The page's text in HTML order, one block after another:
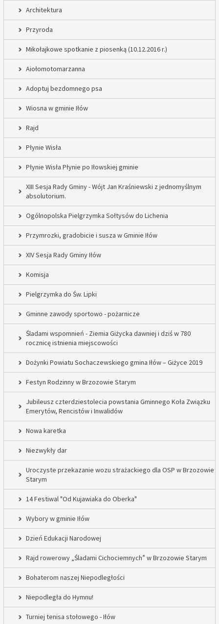
Architektura
Przyroda
Mikołajkowe spotkanie z piosenką (10.12.2016 r.)
Aiołomotomarzanna
Adoptuj bezdomnego psa
Wiosna w gminie Iłów
Rajd
Płynie Wisła
Płynie Wisła Płynie po Iłowskiej gminie
XIII Sesja Rady Gminy - Wójt Jan Kraśniewski z jednomyślnym
absolutorium.
Ogólnopolska Pielgrzymka Sołtysów do Lichenia
Przymrozki, gradobicie i susza w Gminie Iłów
XIV Sesja Rady Gminy Iłów
Komisja
Pielgrzymka do Św. Lipki
Gminne zawody sportowo - pożarnicze
Śladami wspomnień - Ziemia Giżycka dawniej i dziś w 780
rocznicę istnienia miejscowości
Dożynki Powiatu Sochaczewskiego gmina Iłów – Giżyce 2019
Festyn Rodzinny w Brzozowie Starym
Jubileusz czterdziestolecia powstania Gminnego Koła Związku
Emerytów, Rencistów i Inwalidów
Nowa karetka
Niezwykły dar
Uroczyste przekazanie wozu strażackiego dla OSP w Brzozowie
Starym
14 Festiwal "Od Kujawiaka do Oberka"
Wybory w gminie Iłów
Dzień Edukacji Narodowej
Rajd rowerowy „Śladami Cichociemnych” w Brzozowie Starym
Bohaterom naszej Niepodległości
Niepodległa do Hymnu!
Turniej tenisa stołowego - Iłów